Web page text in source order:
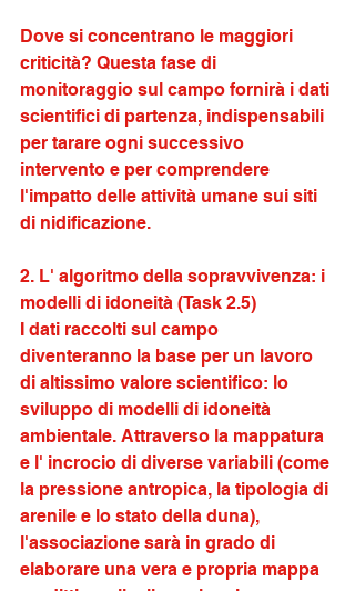
Dove si concentrano le maggiori
criticità? Questa fase di
monitoraggio sul campo fornirà i dati
scientifici di partenza, indispensabili
per tarare ogni successivo
intervento e per comprendere
l'impatto delle attività umane sui siti
di nidificazione.
2. L' algoritmo della sopravvivenza: i
modelli di idoneità (Task 2.5)
I dati raccolti sul campo
diventeranno la base per un lavoro
di altissimo valore scientifico: lo
sviluppo di modelli di idoneità
ambientale. Attraverso la mappatura
e l' incrocio di diverse variabili (come
la pressione antropica, la tipologia di
arenile e lo stato della duna),
l'associazione sarà in grado di
elaborare una vera e propria mappa